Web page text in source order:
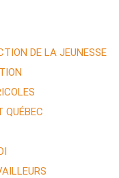
DE LA JEUNESSE
QUÉBEC